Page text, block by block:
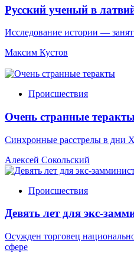
Русский ученый в
Исследование истории —
Максим Кустов
Происшествия
Очень странные
Синхронные расстрелы в дни
Алексей Сокольский
Происшествия
Девять лет для экс-
Осужден торговец
сфере